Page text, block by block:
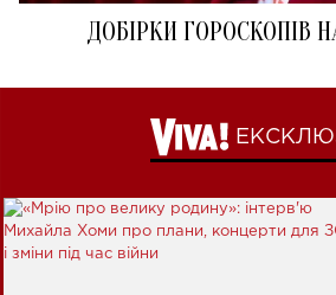
ДОБІРКИ ГОРОСКОПІВ